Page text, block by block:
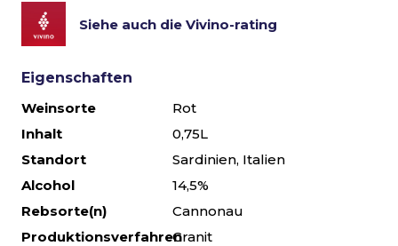
Siehe auch die Vivino-rating
Eigenschaften
Weinsorte
Rot
Inhalt
0,75L
Standort
Sardinien, Italien
Alcohol
14,5%
Rebsorte(n)
Cannonau
ProduktionsverfahrenGranit